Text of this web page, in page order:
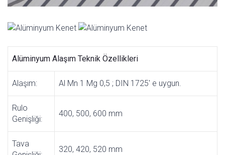
Alüminyum Alaşım Teknik Özellikleri
Alaşım: Al Mn 1 Mg 0,5 ; DIN 1725' e uygun.
Rulo
Genişliği:
400, 500, 600 mm
Tava
320, 420, 520 mm